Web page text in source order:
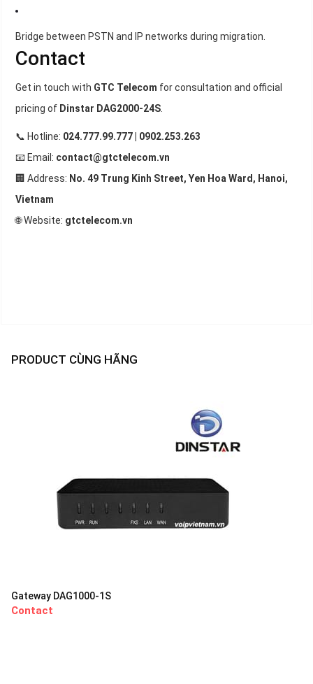
Bridge between PSTN and IP networks during migration.
Contact
Get in touch with GTC Telecom for consultation and official
pricing of Dinstar DAG2000-24S
📞 Hotline: 024.777.99.777 | 0902.253.263
📧 Email: contact@gtctelecom.vn
🏢 Address: No. 49 Trung Kinh Street, Yen Hoa Ward, Hanoi,
Vietnam
🌐 Website: gtctelecom.vn
PRODUCT CÙNG HÃNG
Gateway DAG1000-1S
Contact